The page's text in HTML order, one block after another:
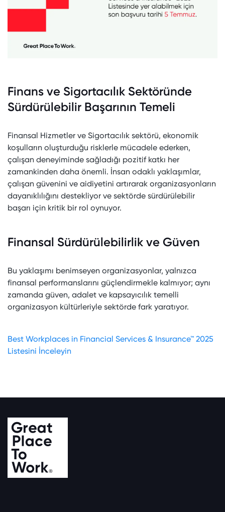
Finans ve Sigortacılık Sektöründe
Sürdürülebilir Başarının Temeli
Finansal Hizmetler ve Sigortacılık sektörü, ekonomik
koşulların oluşturduğu risklerle mücadele ederken,
çalışan deneyiminde sağladığı pozitif katkı her
zamankinden daha önemli. İnsan odaklı yaklaşımlar,
çalışan güvenini ve aidiyetini artırarak organizasyonların
dayanıklılığını destekliyor ve sektörde sürdürülebilir
başarı için kritik bir rol oynuyor.
Finansal Sürdürülebilirlik ve Güven
Bu yaklaşımı benimseyen organizasyonlar, yalnızca
finansal performanslarını güçlendirmekle kalmıyor; aynı
zamanda güven, adalet ve kapsayıcılık temelli
organizasyon kültürleriyle sektörde fark yaratıyor.
Best Workplaces in Financial Services & Insurance™ 2025
Listesini İnceleyin